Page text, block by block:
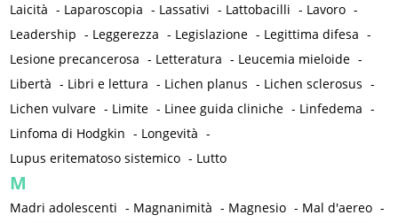
Laicità - Laparoscopia - Lassativi - Lattobacilli - Lavoro -
Leadership - Leggerezza - Legislazione - Legittima difesa -
Lesione precancerosa - Letteratura - Leucemia mieloide -
Libertà - Libri e lettura - Lichen planus - Lichen sclerosus -
Lichen vulvare - Limite - Linee guida cliniche - Linfedema -
Linfoma di Hodgkin - Longevità -
Lupus eritematoso sistemico - Lutto
M
Madri adolescenti - Magnanimità - Magnesio - Mal d'aereo -